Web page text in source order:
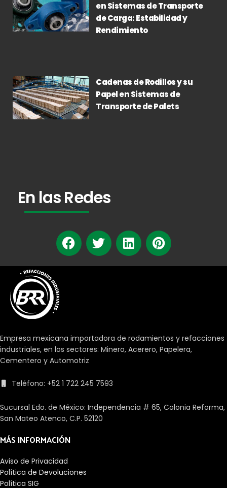
en Sistemas de Transporte
de Carga: Estabilidad y
Rendimiento
Cadenas de Rodillos y su
Papel en Sistemas de
Transporte de Palets
En las Redes
Empresa mexicana importadora de rodamientos y refacciones
industriales, en los sectores: Minero, Acerero, Papelera,
Cementero y Automotriz
Teléfono: +52 1 722 245 7593
Sucursal Edo. de México: Independencia # 65, Colonia Reforma,
San Mateo Atenco, C.P. 52120
MÁS INFORMACIÓN
Aviso de Privacidad
Política de Devoluciones
Política SIG